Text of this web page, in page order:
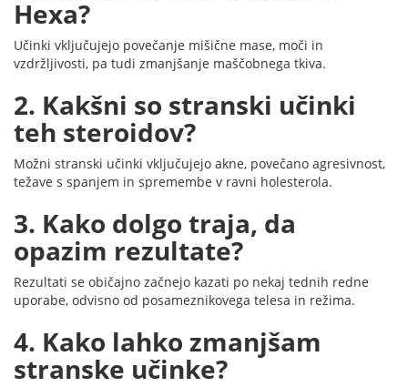
Hexa?
Učinki vključujejo povečanje mišične mase, moči in
vzdržljivosti, pa tudi zmanjšanje maščobnega tkiva.
2. Kakšni so stranski učinki
teh steroidov?
Možni stranski učinki vključujejo akne, povečano agresivnost,
težave s spanjem in spremembe v ravni holesterola.
3. Kako dolgo traja, da
opazim rezultate?
Rezultati se običajno začnejo kazati po nekaj tednih redne
uporabe, odvisno od posameznikovega telesa in režima.
4. Kako lahko zmanjšam
stranske učinke?